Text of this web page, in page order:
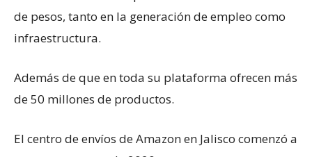
de pesos, tanto en la generación de empleo como
infraestructura.
Además de que en toda su plataforma ofrecen más
de 50 millones de productos.
El centro de envíos de Amazon en Jalisco comenzó a